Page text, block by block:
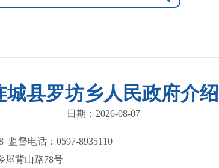
城县罗坊乡人民政府介绍
日期：2026-08-07
督电话：0597-8935110
背山路78号